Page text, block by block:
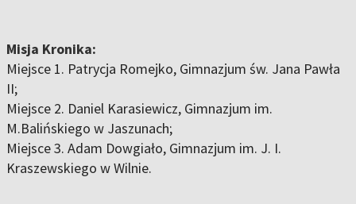
Misja Kronika:
Miejsce 1. Patrycja Romejko, Gimnazjum św. Jana Pawła
II;
Miejsce 2. Daniel Karasiewicz, Gimnazjum im.
M.Balińskiego w Jaszunach;
Miejsce 3. Adam Dowgiało, Gimnazjum im. J. I.
Kraszewskiego w Wilnie.